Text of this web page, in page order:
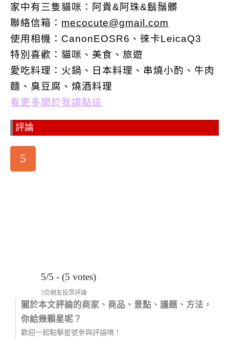
家中有三隻貓咪：阿貴&阿珠&鬍鬚髒
聯絡信箱： mecocute@gmail.com
使用相機：CanonEOSR6、徠卡LeicaQ3
特別喜歡： 貓咪、美食、旅遊
愛吃料理：火鍋、日本料理、串燒小酌、牛肉
麵、臭豆腐、燒酒料理
看更多關於我請點這
評論
5
5/5 - (5 votes)
5位網友投票評論
關於本文評論的商家、商品、景點、議題、方法，
你給幾顆星呢？
歡迎一起點擊星號參與評論唷！